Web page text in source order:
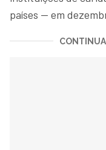
países — em